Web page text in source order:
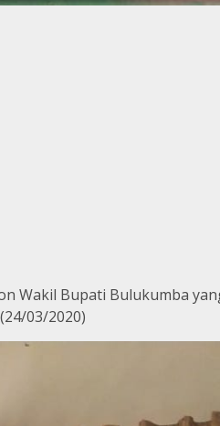
Wakil Bupati Bulukumba
03/2020)